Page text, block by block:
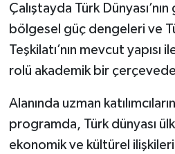
Çalıştayda Türk
bölgesel güç dengeleri ve
Teşkilatı’nın mevcut
rolü akademik bir
Alanında uzman
programda, Türk dünyası
ekonomik ve kültürel
Siyaset
Spor
Teknoloji